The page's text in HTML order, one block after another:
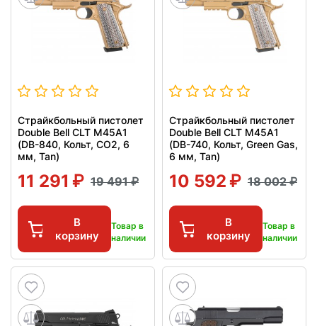
Страйкбольный пистолет
Double Bell CLT M45A1
(DB-840, Кольт, CO2, 6
мм, Tan)
11 291 19 491
В
корзину
Товар в
наличии
Страйкбольный пистолет
Double Bell CLT M45A1
(DB-740, Кольт, Green Gas,
6 мм, Tan)
10 592 18 002
В
корзину
Товар в
наличии